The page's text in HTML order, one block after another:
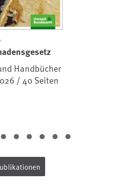
Handbücher
/ 40 Seiten